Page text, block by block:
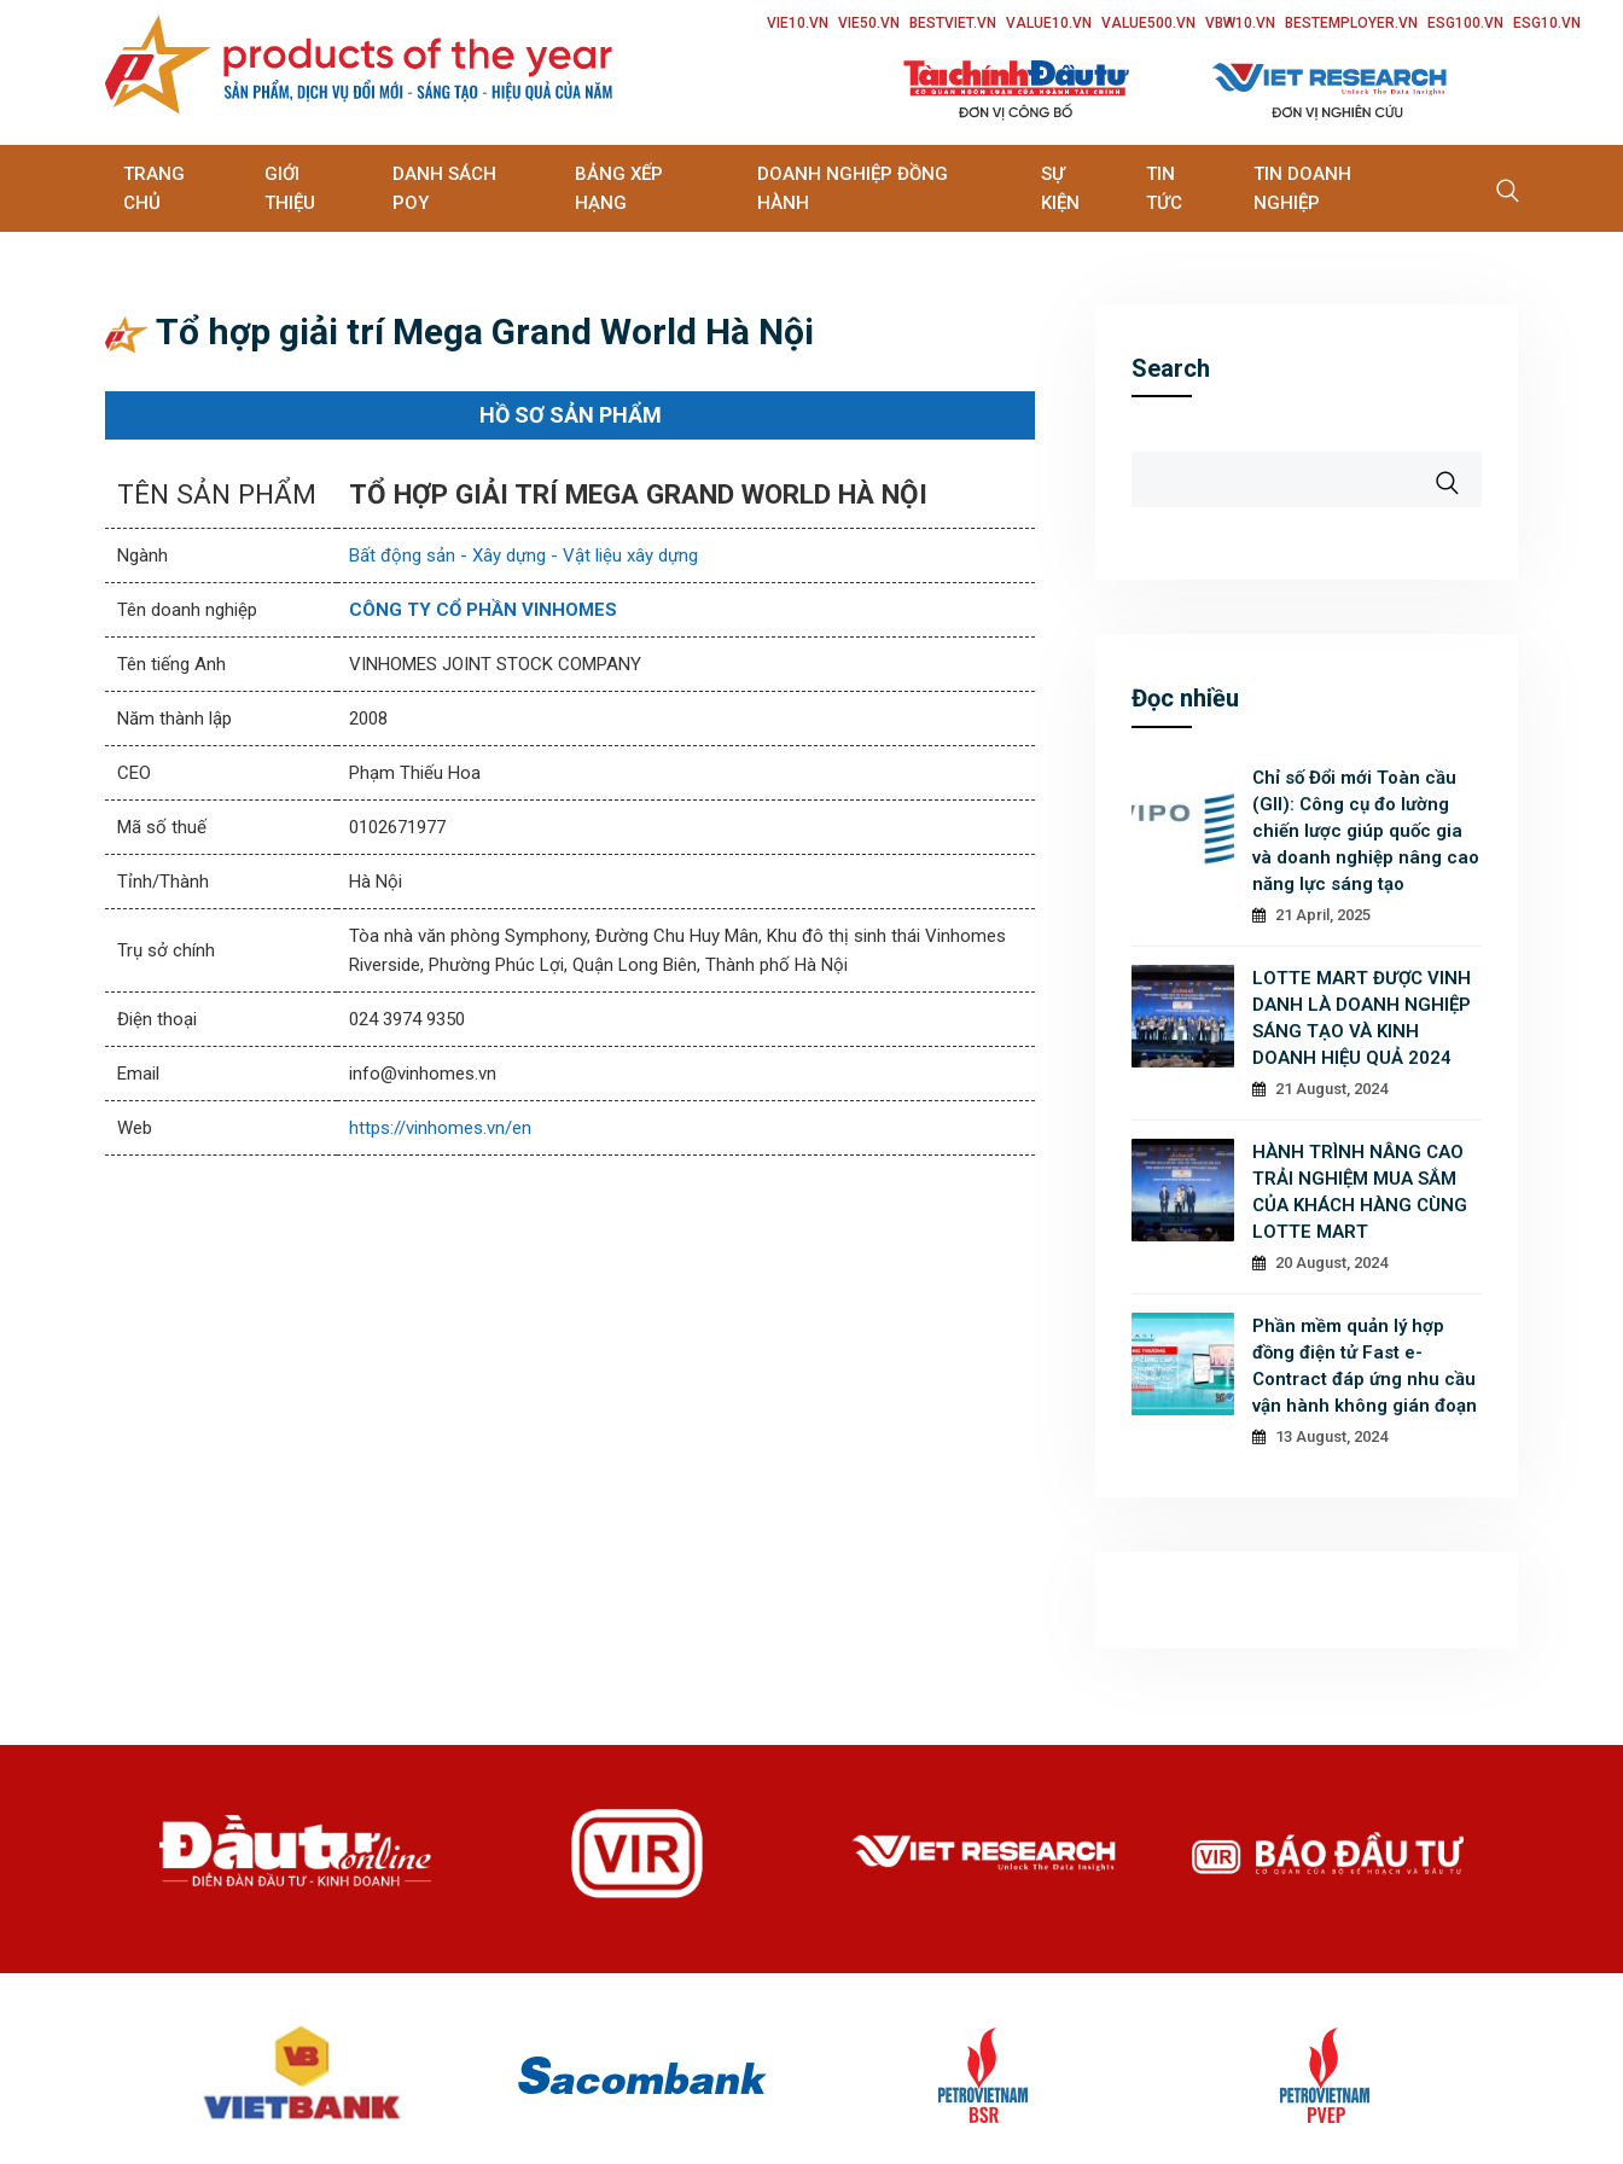
VIE10.VN VIE50.VN BESTVIET.VN VALUE10.VN VALUE500.VN VBW10.VN BESTEMPLOYER.VN ESG100.VN ESG10.VN
TRANG
CHỦ
GIỚI
THIỆU
DANH SÁCH
POY
BẢNG XẾP
HẠNG
DOANH NGHIỆP ĐỒNG
HÀNH
SỰ
KIỆN
TIN
TỨC
TIN DOANH
NGHIỆP
Tổ hợp giải trí Mega Grand World Hà Nội
HỒ SƠ SẢN PHẨM
TÊN SẢN PHẨM TỔ HỢP GIẢI TRÍ MEGA GRAND WORLD HÀ NỘI
Ngành Bất động sản - Xây dựng - Vật liệu xây dựng
Tên doanh nghiệp CÔNG TY CỔ PHẦN VINHOMES
Tên tiếng Anh VINHOMES JOINT STOCK COMPANY
Năm thành lập 2008
CEO Phạm Thiếu Hoa
Mã số thuế 0102671977
Tỉnh/Thành Hà Nội
Trụ sở chính
Tòa nhà văn phòng Symphony, Đường Chu Huy Mân, Khu đô thị sinh thái Vinhomes
Riverside, Phường Phúc Lợi, Quận Long Biên, Thành phố Hà Nội
Điện thoại 024 3974 9350
Email info@vinhomes.vn
Web https://vinhomes.vn/en
Search
Đọc nhiều
Chỉ số Đổi mới Toàn cầu
(GII): Công cụ đo lường
chiến lược giúp quốc gia
và doanh nghiệp nâng cao
năng lực sáng tạo
21 April, 2025
LOTTE MART ĐƯỢC VINH
DANH LÀ DOANH NGHIỆP
SÁNG TẠO VÀ KINH
DOANH HIỆU QUẢ 2024
21 August, 2024
HÀNH TRÌNH NÂNG CAO
TRẢI NGHIỆM MUA SẮM
CỦA KHÁCH HÀNG CÙNG
LOTTE MART
20 August, 2024
Phần mềm quản lý hợp
đồng điện tử Fast e-
Contract đáp ứng nhu cầu
vận hành không gián đoạn
13 August, 2024